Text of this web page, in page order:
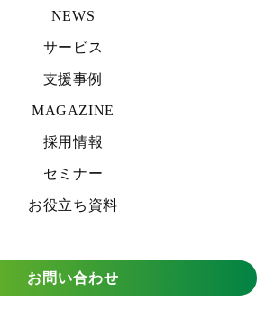
NEWS
サービス
支援事例
MAGAZINE
採用情報
セミナー
お役立ち資料
お問い合わせ